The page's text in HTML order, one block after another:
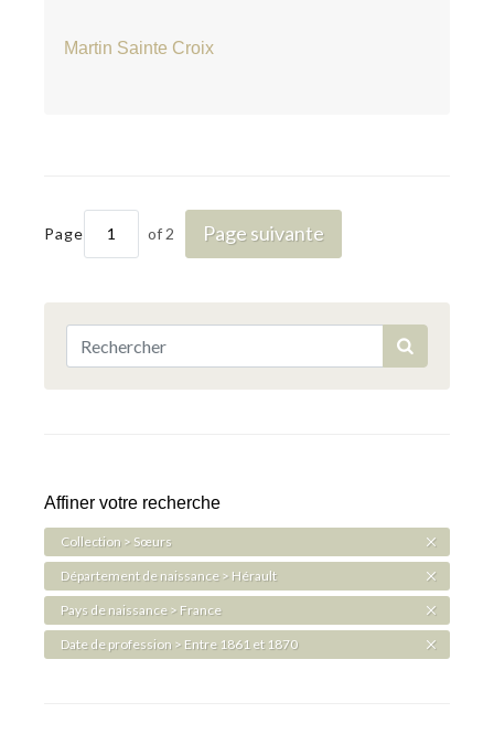
Martin Sainte Croix
Page of 2 Page suivante
Affiner votre recherche
Collection > Sœurs
Département de naissance > Hérault
Pays de naissance > France
Date de profession > Entre 1861 et 1870